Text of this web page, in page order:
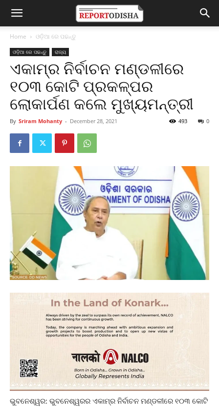
Home ଓଡ଼ିଆ ରେ ପଢନ୍ତୁ
ଓଡ଼ିଆ ରେ ପଢନ୍ତୁ ରାଜ୍ୟ
ଏକାମ୍ର ନିର୍ବାଚନ ମଣ୍ଡଳୀରେ
୧୦୩ କୋଟି ପ୍ରକଳ୍ପର
ଲୋକାର୍ପଣ କଲେ ମୁଖ୍ୟମନ୍ତ୍ରୀ
By Sriram Mohanty - December 28, 2021 0
493
ଭୁବନେଶ୍ୱର: ଭୁବନେଶ୍ୱରର ଏକାମ୍ର ନିର୍ବାଚନ ମଣ୍ଡଳୀରେ ୧୦୩ କୋଟି